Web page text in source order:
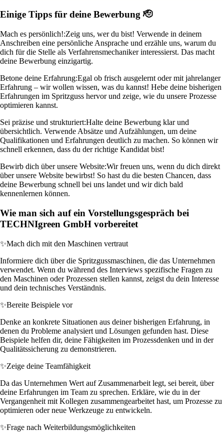
Einige Tipps für deine Bewerbung 🫡
Mach es persönlich!:Zeig uns, wer du bist! Verwende in deinem
Anschreiben eine persönliche Ansprache und erzähle uns, warum du
dich für die Stelle als Verfahrensmechaniker interessierst. Das macht
deine Bewerbung einzigartig.
Betone deine Erfahrung:Egal ob frisch ausgelernt oder mit jahrelanger
Erfahrung – wir wollen wissen, was du kannst! Hebe deine bisherigen
Erfahrungen im Spritzguss hervor und zeige, wie du unsere Prozesse
optimieren kannst.
Sei präzise und strukturiert:Halte deine Bewerbung klar und
übersichtlich. Verwende Absätze und Aufzählungen, um deine
Qualifikationen und Erfahrungen deutlich zu machen. So können wir
schnell erkennen, dass du der richtige Kandidat bist!
Bewirb dich über unsere Website:Wir freuen uns, wenn du dich direkt
über unsere Website bewirbst! So hast du die besten Chancen, dass
deine Bewerbung schnell bei uns landet und wir dich bald
kennenlernen können.
Wie man sich auf ein Vorstellungsgespräch bei
TECHNIgreen GmbH vorbereitet
✨Mach dich mit den Maschinen vertraut
Informiere dich über die Spritzgussmaschinen, die das Unternehmen
verwendet. Wenn du während des Interviews spezifische Fragen zu
den Maschinen oder Prozessen stellen kannst, zeigst du dein Interesse
und dein technisches Verständnis.
✨Bereite Beispiele vor
Denke an konkrete Situationen aus deiner bisherigen Erfahrung, in
denen du Probleme analysiert und Lösungen gefunden hast. Diese
Beispiele helfen dir, deine Fähigkeiten im Prozessdenken und in der
Qualitätssicherung zu demonstrieren.
✨Zeige deine Teamfähigkeit
Da das Unternehmen Wert auf Zusammenarbeit legt, sei bereit, über
deine Erfahrungen im Team zu sprechen. Erkläre, wie du in der
Vergangenheit mit Kollegen zusammengearbeitet hast, um Prozesse zu
optimieren oder neue Werkzeuge zu entwickeln.
✨Frage nach Weiterbildungsmöglichkeiten